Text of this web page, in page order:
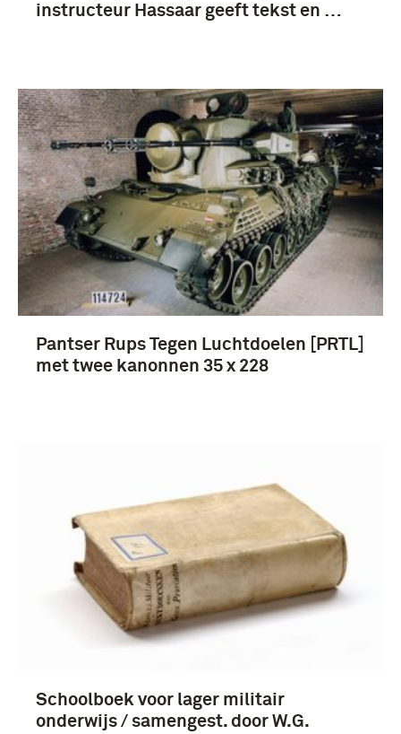
instructeur Hassaar geeft tekst en …
Pantser Rups Tegen Luchtdoelen [PRTL]
met twee kanonnen 35 x 228
Schoolboek voor lager militair
onderwijs / samengest. door W.G.